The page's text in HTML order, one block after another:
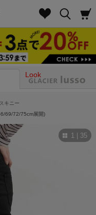
Look
キニー
69/72/75cm展開)
1 | 35